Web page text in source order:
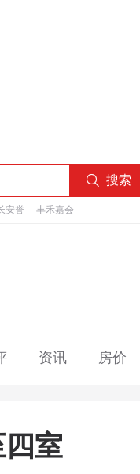
 搜索
安誉 丰禾嘉会
资讯 房价
四室